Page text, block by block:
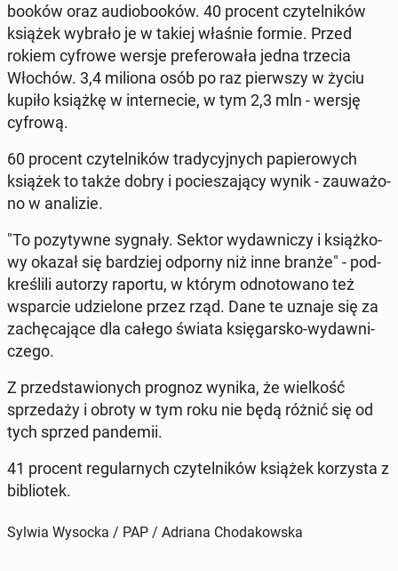
booków oraz au­dio­bo­oków. 40 procent czy­tel­ni­ków
książek wybrało je w takiej właśnie formie. Przed
rokiem cyfrowe wersje pre­fe­ro­wa­ła jedna trzecia
Włochów. 3,4 miliona osób po raz pierw­szy w życiu
kupiło książkę w in­ter­ne­cie, w tym 2,3 mln - wersję
cyfrową.
60 procent czy­tel­ni­ków tra­dy­cyj­nych pa­pie­ro­wych
książek to także dobry i po­cie­sza­ją­cy wynik - za­uwa­żo­
no w ana­li­zie.
"To po­zy­tyw­ne sygnały. Sektor wy­daw­ni­czy i książ­ko­
wy okazał się bar­dziej odporny niż inne branże" - pod­
kre­śli­li autorzy raportu, w którym od­no­to­wa­no też
wspar­cie udzie­lo­ne przez rząd. Dane te uznaje się za
za­chę­ca­ją­ce dla całego świata księ­gar­sko-wy­daw­ni­
cze­go.
Z przed­sta­wio­nych prognoz wynika, że wiel­kość
sprze­da­ży i obroty w tym roku nie będą różnić się od
tych sprzed pan­de­mii.
41 procent re­gu­lar­nych czy­tel­ni­ków książek ko­rzy­sta z
bi­blio­tek.
Sylwia Wysocka / PAP / Adriana Chodakowska